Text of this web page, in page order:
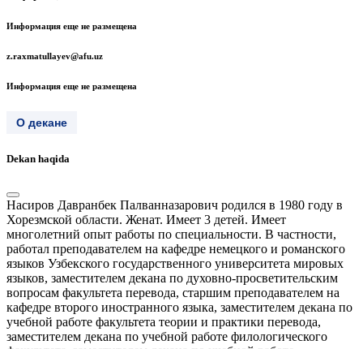
Информация еще не размещена
z.raxmatullayev@afu.uz
Информация еще не размещена
О декане
Dekan haqida
Насиров Давранбек Палванназарович родился в 1980 году в
Хорезмской области. Женат. Имеет 3 детей. Имеет
многолетний опыт работы по специальности. В частности,
работал преподавателем на кафедре немецкого и романского
языков Узбекского государственного университета мировых
языков, заместителем декана по духовно-просветительским
вопросам факультета перевода, старшим преподавателем на
кафедре второго иностранного языка, заместителем декана по
учебной работе факультета теории и практики перевода,
заместителем декана по учебной работе филологического